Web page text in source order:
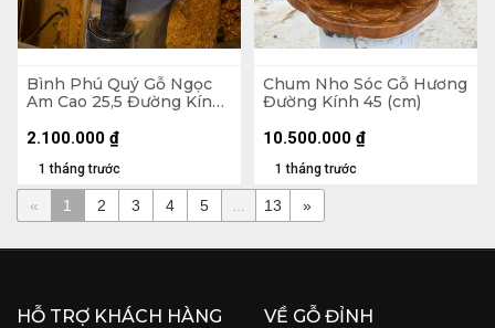
Bình Phú Quý Gỗ Ngọc
Am Cao 25,5 Đường Kính
1 tháng trước
2.100.000 ₫
Chum Nho Sóc Gỗ Hương
Đường Kính 45 (cm)
1 tháng trước
10.500.000 ₫
« 1 2 3 4 5 13 »
HỖ TRỢ KHÁCH HÀNG VỀ GỖ ĐỈNH